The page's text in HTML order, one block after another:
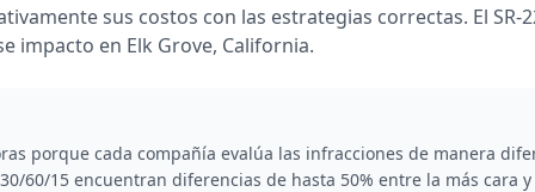
sus costos con las estrategias correctas. El SR-
impacto en Elk Grove, California.
porque cada compañía evalúa las infracciones de manera
60/15 encuentran diferencias de hasta 50% entre la más cara